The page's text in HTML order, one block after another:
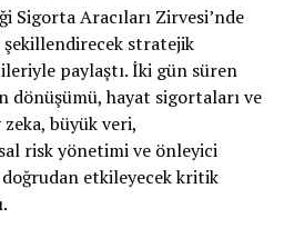
Sedaniçin ise bu aya özel
faizli kredi imkanı sunuluyor.
ise305.000 TL için,12 ay
sunuluyor.
Sigorta Aracıları Zirvesi’nde
şekillendirecek stratejik
paylaştı. İki gün süren
hayat sigortaları ve
büyük veri,
risk yönetimi ve önleyici
etkileyecek kritik